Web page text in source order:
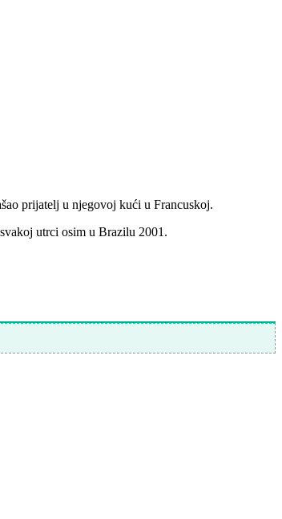
prijatelj u njegovoj kući u Francuskoj.
utrci osim u Brazilu 2001.